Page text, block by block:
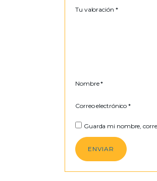
Tu valoración *
Nombre*
Correo electrónico*
Guarda mi nombre,